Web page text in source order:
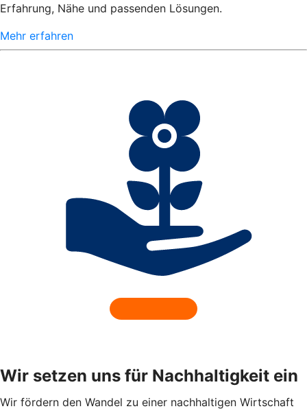
Erfahrung, Nähe und passenden Lösungen.
Mehr erfahren
Wir setzen uns für Nachhaltigkeit ein
Wir fördern den Wandel zu einer nachhaltigen Wirtschaft